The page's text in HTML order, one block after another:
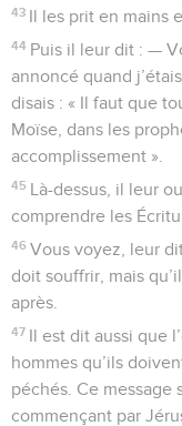
43 Il les prit en mains
44 Puis il leur dit : —
annoncé quand
disais : « Il faut que
Moïse, dans les
accomplissement ».
45 Là-dessus, il leur
comprendre les
46 Vous voyez, leur
doit souffrir, mais
après.
47 Il est dit aussi que
hommes qu’ils
péchés. Ce message
commençant par